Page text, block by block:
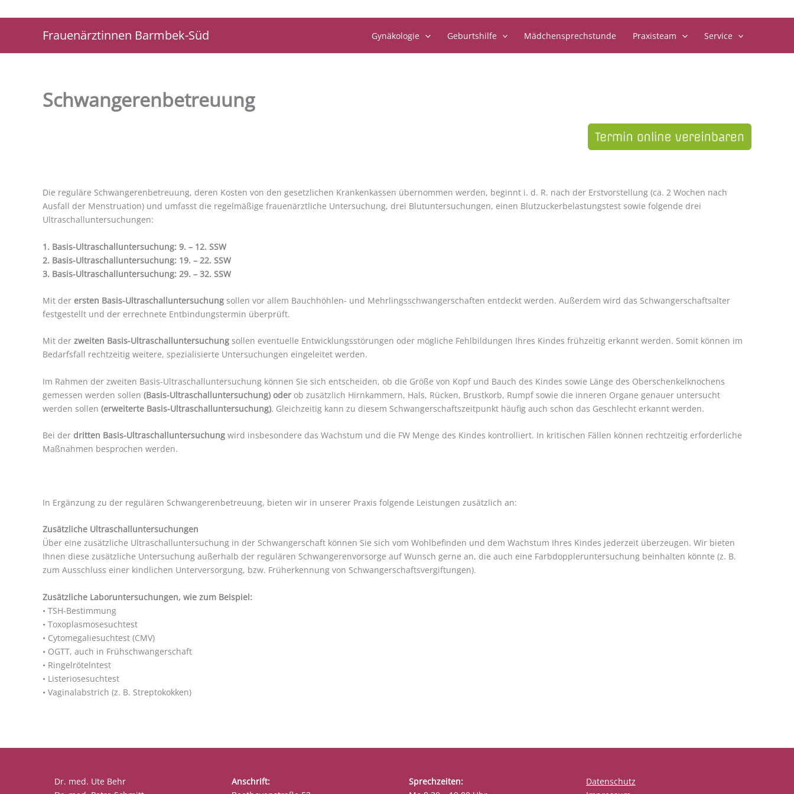
Inhalt
Frauenärztinnen Barmbek-Süd Gynäkologie Geburtshilfe Mädchensprechstunde Praxisteam Service
Schwangerenbetreuung
Die reguläre Schwangerenbetreuung, deren Kosten von den gesetzlichen Krankenkassen übernommen werden, beginnt i. d. R. nach der Erstvorstellung (ca. 2 Wochen nach
Ausfall der Menstruation) und umfasst die regelmäßige frauenärztliche Untersuchung, drei Blutuntersuchungen, einen Blutzuckerbelastungstest sowie folgende drei
Ultraschalluntersuchungen:
1. Basis-Ultraschalluntersuchung: 9. – 12. SSW
2. Basis-Ultraschalluntersuchung: 19. – 22. SSW
3. Basis-Ultraschalluntersuchung: 29. – 32. SSW
Mit der ersten Basis-Ultraschalluntersuchung sollen vor allem Bauchhöhlen- und Mehrlingsschwangerschaften entdeckt werden. Außerdem wird das Schwangerschaftsalter
festgestellt und der errechnete Entbindungstermin überprüft.
Mit der zweiten Basis-Ultraschalluntersuchung sollen eventuelle Entwicklungsstörungen oder mögliche Fehlbildungen Ihres Kindes frühzeitig erkannt werden. Somit können im
Bedarfsfall rechtzeitig weitere, spezialisierte Untersuchungen eingeleitet werden.
Im Rahmen der zweiten Basis-Ultraschalluntersuchung können Sie sich entscheiden, ob die Größe von Kopf und Bauch des Kindes sowie Länge des Oberschenkelknochens
gemessen werden sollen (Basis-Ultraschalluntersuchung) oder ob zusätzlich Hirnkammern, Hals, Rücken, Brustkorb, Rumpf sowie die inneren Organe genauer untersucht
werden sollen (erweiterte Basis-Ultraschalluntersuchung). Gleichzeitig kann zu diesem Schwangerschaftszeitpunkt häufig auch schon das Geschlecht erkannt werden.
Bei der dritten Basis-Ultraschalluntersuchung wird insbesondere das Wachstum und die FW Menge des Kindes kontrolliert. In kritischen Fällen können rechtzeitig erforderliche
Maßnahmen besprochen werden.
In Ergänzung zu der regulären Schwangerenbetreuung, bieten wir in unserer Praxis folgende Leistungen zusätzlich an:
Zusätzliche Ultraschalluntersuchungen
Über eine zusätzliche Ultraschalluntersuchung in der Schwangerschaft können Sie sich vom Wohlbefinden und dem Wachstum Ihres Kindes jederzeit überzeugen. Wir bieten
Ihnen diese zusätzliche Untersuchung außerhalb der regulären Schwangerenvorsorge auf Wunsch gerne an, die auch eine Farbdoppleruntersuchung beinhalten könnte (z. B.
zum Ausschluss einer kindlichen Unterversorgung, bzw. Früherkennung von Schwangerschaftsvergiftungen).
Zusätzliche Laboruntersuchungen, wie zum Beispiel:
• TSH-Bestimmung
• Toxoplasmosesuchtest
• Cytomegaliesuchtest (CMV)
• OGTT, auch in Frühschwangerschaft
• Ringelrötelntest
• Listeriosesuchtest
• Vaginalabstrich (z. B. Streptokokken)
Dr. med. Ute Behr
Anschrift:
Sprechzeiten:
Datenschutz